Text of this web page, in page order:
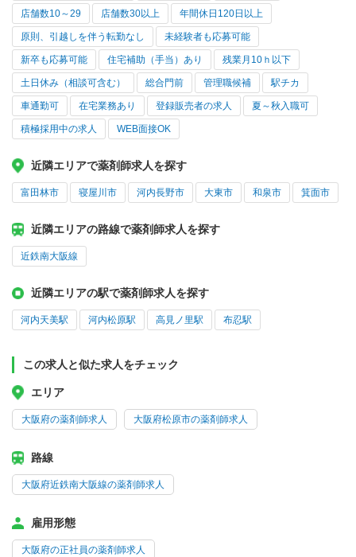
店舗数10～29 店舗数30以上 年間休日120日以上
原則、引越しを伴う転勤なし 未経験者も応募可能
新卒も応募可能 住宅補助（手当）あり 残業月10ｈ以下
土日休み（相談可含む） 総合門前 管理職候補 駅チカ
車通勤可 在宅業務あり 登録販売者の求人 夏～秋入職可
積極採用中の求人 WEB面接OK
近隣エリアで薬剤師求人を探す
富田林市 寝屋川市 河内長野市 大東市 和泉市 箕面市
近隣エリアの路線で薬剤師求人を探す
近鉄南大阪線
近隣エリアの駅で薬剤師求人を探す
河内天美駅 河内松原駅 高見ノ里駅 布忍駅
この求人と似た求人をチェック
エリア
大阪府の薬剤師求人 大阪府松原市の薬剤師求人
路線
大阪府近鉄南大阪線の薬剤師求人
雇用形態
大阪府の正社員の薬剤師求人